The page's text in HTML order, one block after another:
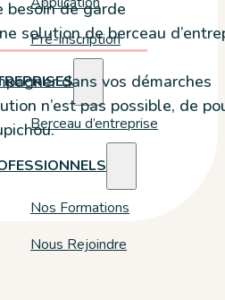
Pré-inscription
Berceau d’entreprise
Nos Formations
Nous Rejoindre
besoin de garde
solution de berceau
dans vos démarches
n’est pas possible, de